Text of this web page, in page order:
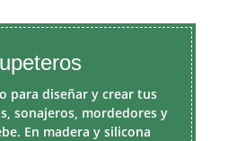
para diseñar y crear tus
sonajeros, mordedores y
En madera y silicona